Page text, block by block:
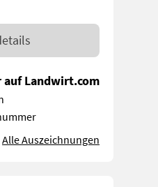
auf Landwirt.com
Alle Auszeichnungen